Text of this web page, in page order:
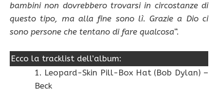
bambini non dovrebbero trovarsi in circostanze di
questo tipo, ma alla fine sono lì. Grazie a Dio ci
sono persone che tentano di fare qualcosa“.
Ecco la tracklist dell’album:
1. Leopard-Skin Pill-Box Hat (Bob Dylan) –
Beck